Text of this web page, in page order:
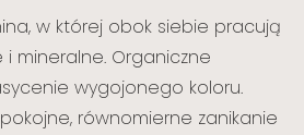
w której obok siebie pracują
mineralne. Organiczne
wygojonego koloru.
równomierne zanikanie